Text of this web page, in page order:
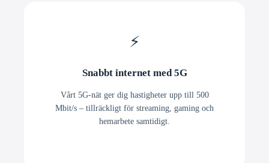
⚡
Snabbt internet med 5G
Vårt 5G-nät ger dig hastigheter upp till 500
Mbit/s – tillräckligt för streaming, gaming och
hemarbete samtidigt.